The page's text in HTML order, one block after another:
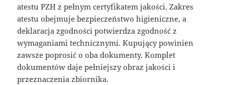
atestu PZH z pełnym certyfikatem jakości. Zakres
atestu obejmuje bezpieczeństwo higieniczne, a
deklaracja zgodności potwierdza zgodność z
wymaganiami technicznymi. Kupujący powinien
zawsze poprosić o oba dokumenty. Komplet
dokumentów daje pełniejszy obraz jakości i
przeznaczenia zbiornika.